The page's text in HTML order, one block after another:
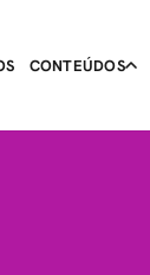
CONTEÚDOS